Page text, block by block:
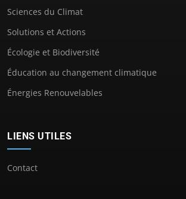
Sciences du Climat
Solutions et Actions
Écologie et Biodiversité
Éducation au changement climatique
Énergies Renouvelables
LIENS UTILES
Contact